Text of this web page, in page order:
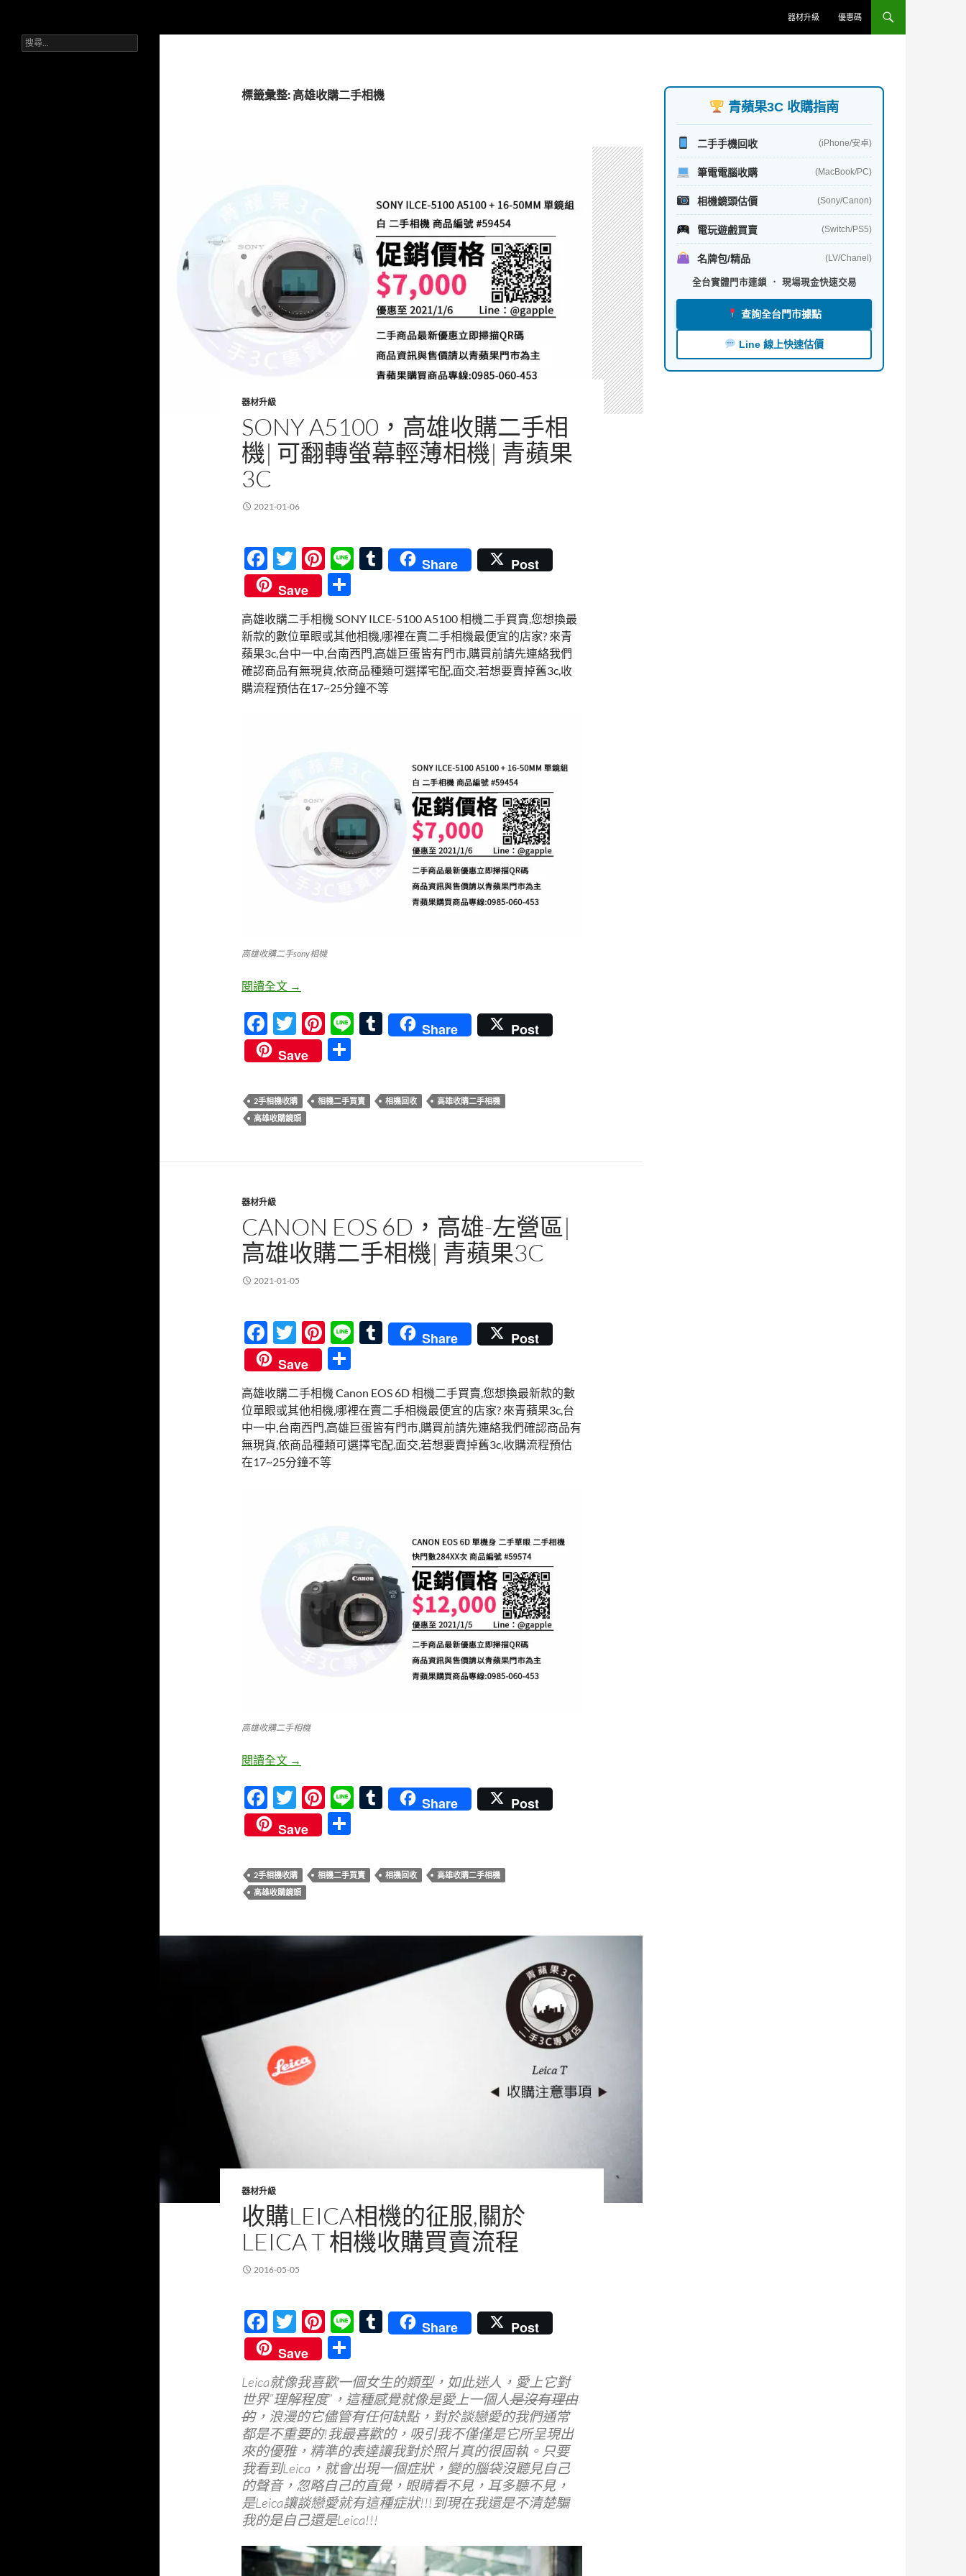
器材升級 優惠碼
標籤彙整: 高雄收購二手相機
器材升級
SONY A5100，高雄收購二手相
機| 可翻轉螢幕輕薄相機| 青蘋果
3C
2021-01-06
F
ac
e
b
o
o
k
T
w
itt
er
Pi
nt
er
es
t
Li
T
u
bl
r
Share
Post
Save
高雄收購二手相機 SONY ILCE-5100 A5100 相機二手買賣,您想換最
新款的數位單眼或其他相機,哪裡在賣二手相機最便宜的店家? 來青
蘋果3c,台中一中,台南西門,高雄巨蛋皆有門市,購買前請先連絡我們
確認商品有無現貨,依商品種類可選擇宅配,面交,若想要賣掉舊3c,收
購流程預估在17~25分鐘不等
高雄收購二手sony相機
閱讀全文 SONY A5100，高雄收購二手相機| 可翻轉螢幕輕薄相機| 青蘋果3c
→
F
ac
e
b
o
k
T
w
itt
er
Pi
nt
er
es
t
Li
T
u
bl
r
Share
Post
Save
2手相機收購 相機二手買賣 相機回收
高雄收購二手相機
高雄收購鏡頭
器材升級
CANON EOS 6D，高雄-左營區|
高雄收購二手相機| 青蘋果3C
2021-01-05
F
ac
e
b
o
o
k
T
w
itt
er
Pi
nt
er
es
t
Li
T
u
bl
r
Share
Post
Save
高雄收購二手相機 Canon EOS 6D 相機二手買賣,您想換最新款的數
位單眼或其他相機,哪裡在賣二手相機最便宜的店家? 來青蘋果3c,台
中一中,台南西門,高雄巨蛋皆有門市,購買前請先連絡我們確認商品有
無現貨,依商品種類可選擇宅配,面交,若想要賣掉舊3c,收購流程預估
在17~25分鐘不等
高雄收購二手相機
閱讀全文 Canon EOS 6D，高雄-左營區| 高雄收購二手相機| 青蘋果3c
→
F
ac
e
b
o
k
T
w
itt
er
Pi
nt
er
es
t
Li
T
u
bl
r
Share
Post
Save
2手相機收購 相機二手買賣 相機回收
高雄收購二手相機
高雄收購鏡頭
器材升級
收購LEICA相機的征服,關於
LEICA T 相機收購買賣流程
2016-05-05
F
ac
e
b
o
o
k
T
w
itt
er
Pi
nt
er
es
t
Li
T
u
bl
r
Share
Post
Save
享
Leica就像我喜歡一個女生的類型，如此迷人，愛上它對
世界”理解程度”，這種感覺就像是愛上一個人是沒有理由
的，浪漫的它儘管有任何缺點，對於談戀愛的我們通常
都是不重要的!我最喜歡的，吸引我不僅僅是它所呈現出
來的優雅，精準的表達讓我對於照片真的很固執。只要
我看到Leica，就會出現一個症狀，變的腦袋沒聽見自己
的聲音，忽略自己的直覺，眼睛看不見，耳多聽不見，
是Leica讓談戀愛就有這種症狀!!!到現在我還是不清楚騙
我的是自己還是Leica!!!
青蘋果3C 收購指南
二手手機回收 (iPhone/安卓)
筆電電腦收購 (MacBook/PC)
相機鏡頭估價 (Sony/Canon)
電玩遊戲買賣 (Switch/PS5)
名牌包/精品 (LV/Chanel)
全台實體門市連鎖 ． 現場現金快速交易
查詢全台門市據點
Line 線上快速估價
台灣首選相機收購平台。單眼、無
反、鏡頭皆收。台中一中/三賢店。
搜
尋